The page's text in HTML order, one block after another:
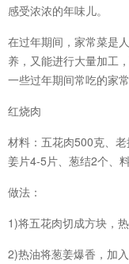
感受浓浓的年味儿。
在过年期间，家常菜是
养，又能进行大量加工
一些过年期间常吃的家常
红烧肉
材料：五花肉500克、
姜片4-5片、葱结2个、
做法：
1)将五花肉切成方块，
2)热油将葱姜爆香，加